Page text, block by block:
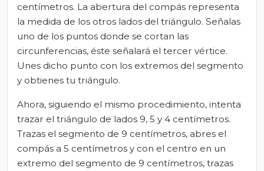
centímetros. La abertura del compás representa
la medida de los otros lados del triángulo. Señalas
uno de los puntos donde se cortan las
circunferencias, éste señalará el tercer vértice.
Unes dicho punto con los extremos del segmento
y obtienes tu triángulo.
Ahora, siguiendo el mismo procedimiento, intenta
trazar el triángulo de lados 9, 5 y 4 centímetros.
Trazas el segmento de 9 centímetros, abres el
compás a 5 centímetros y con el centro en un
extremo del segmento de 9 centímetros, trazas